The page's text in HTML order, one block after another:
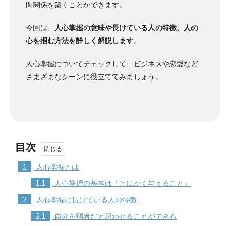
間関係を築くことができます。
今回は、
人心掌握の意味や長けている人の特徴、人の
心を掴む方法を詳しく解説します。
人心掌握についてチェックして、ビジネスや恋愛など
さまざまなシーンに役立ててみましょう。
目次
1 人心掌握とは
1.1 人心掌握の基本は「とにかく与えること」
2 人心掌握に長けている人の特徴
2.1 自分を弱者だと思わせることができる